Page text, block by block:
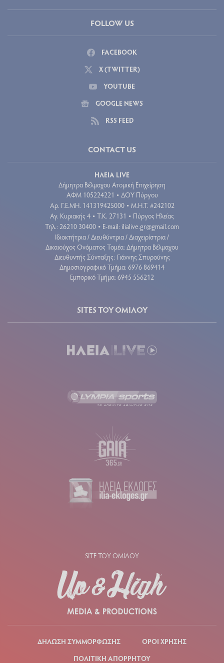
FOLLOW US
FACEBOOK
X (TWITTER)
YOUTUBE
GOOGLE NEWS
RSS FEED
CONTACT US
ΗΛΕΙΑ LIVE
Δήμητρα Βέλμαχου Ατομική Επιχείρηση
ΑΦΜ 105224221 • ΔΟΥ Πύργου
Aρ. Γ.Ε.ΜΗ. 141319425000 • Μ.Η.Τ. #242102
Αγ. Κυριακής 4 • Τ.Κ. 27131 • Πύργος Ηλείας
Τηλ.: 26210 30400 • E-mail: ilialive.gr@gmail.com
Ιδιοκτήτρια / Διευθύντρια / Διαχειρίστρια /
Δικαιούχος Ονόματος Τομέα: Δήμητρα Βέλμαχου
Διευθυντής Σύνταξης: Γιάννης Σπυρούνης
Δημοσιογραφικό Τμήμα: 6976 869414
Εμπορικό Τμήμα: 6945 556212
SITES ΤΟΥ ΟΜΙΛΟΥ
SITE ΤΟΥ ΟΜΙΛΟΥ
ΔΗΛΩΣΗ ΣΥΜΜΟΡΦΩΣΗΣ
ΟΡΟΙ ΧΡΗΣΗΣ
ΠΟΛΙΤΙΚΗ ΑΠΟΡΡΗΤΟΥ